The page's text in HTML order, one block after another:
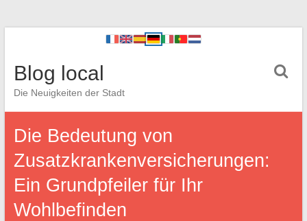
Blog local
Die Neuigkeiten der Stadt
Die Bedeutung von
Zusatzkrankenversicherungen:
Ein Grundpfeiler für Ihr
Wohlbefinden